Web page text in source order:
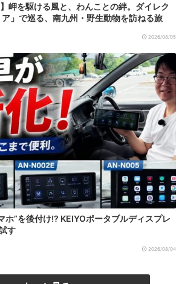
岬を駆ける風と、わんことの絆。ダイレク
ア」で巡る、南九州・野生動物を訪ねる旅
2026/08/05
ホ”を後付け!? KEIYOポータブルディスプレ
す
2026/08/04